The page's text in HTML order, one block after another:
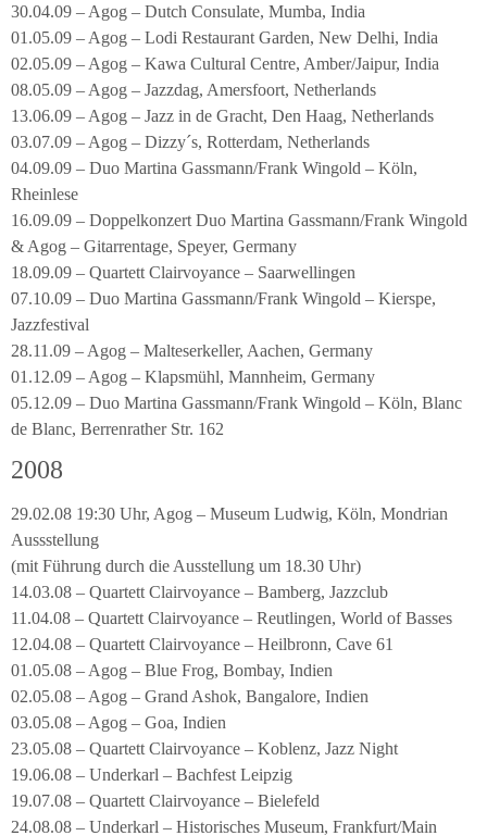
30.04.09 – Agog – Dutch Consulate, Mumba, India
01.05.09 – Agog – Lodi Restaurant Garden, New Delhi, India
02.05.09 – Agog – Kawa Cultural Centre, Amber/Jaipur, India
08.05.09 – Agog – Jazzdag, Amersfoort, Netherlands
13.06.09 – Agog – Jazz in de Gracht, Den Haag, Netherlands
03.07.09 – Agog – Dizzy´s, Rotterdam, Netherlands
04.09.09 – Duo Martina Gassmann/Frank Wingold – Köln,
Rheinlese
16.09.09 – Doppelkonzert Duo Martina Gassmann/Frank Wingold
& Agog – Gitarrentage, Speyer, Germany
18.09.09 – Quartett Clairvoyance – Saarwellingen
07.10.09 – Duo Martina Gassmann/Frank Wingold – Kierspe,
Jazzfestival
28.11.09 – Agog – Malteserkeller, Aachen, Germany
01.12.09 – Agog – Klapsmühl, Mannheim, Germany
05.12.09 – Duo Martina Gassmann/Frank Wingold – Köln, Blanc
de Blanc, Berrenrather Str. 162
2008
29.02.08 19:30 Uhr, Agog – Museum Ludwig, Köln, Mondrian
Aussstellung
(mit Führung durch die Ausstellung um 18.30 Uhr)
14.03.08 – Quartett Clairvoyance – Bamberg, Jazzclub
11.04.08 – Quartett Clairvoyance – Reutlingen, World of Basses
12.04.08 – Quartett Clairvoyance – Heilbronn, Cave 61
01.05.08 – Agog – Blue Frog, Bombay, Indien
02.05.08 – Agog – Grand Ashok, Bangalore, Indien
03.05.08 – Agog – Goa, Indien
23.05.08 – Quartett Clairvoyance – Koblenz, Jazz Night
19.06.08 – Underkarl – Bachfest Leipzig
19.07.08 – Quartett Clairvoyance – Bielefeld
24.08.08 – Underkarl – Historisches Museum, Frankfurt/Main